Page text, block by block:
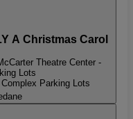
A Christmas Carol
Theatre Center -
Lots
Parking Lots